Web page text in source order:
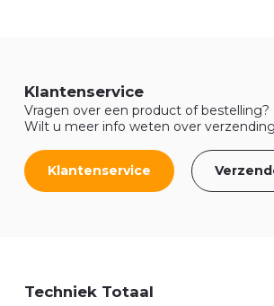
Klantenservice
Vragen over een product of
Wilt u meer info weten over
Klantenservice
Techniek Totaal